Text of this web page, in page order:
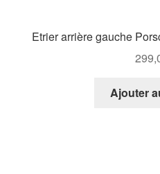
Etrier arrière gauche
Ajouter